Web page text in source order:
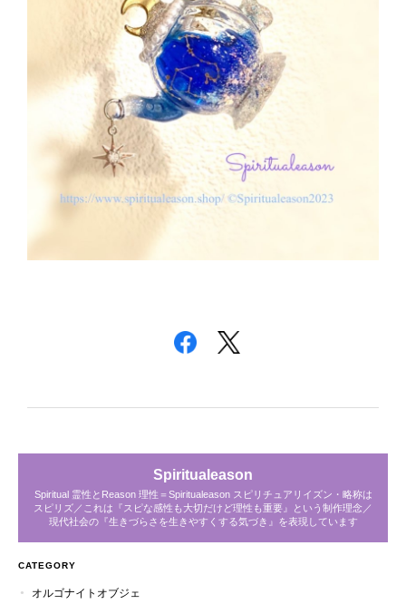
Spiritualeason
Spiritual 霊性とReason 理性＝Spiritualeason スピリチュアリイズン・略称は
スピリズ／これは『スピな感性も大切だけど理性も重要』という制作理念／
現代社会の『生きづらさを生きやすくする気づき』を表現しています
CATEGORY
オルゴナイトオブジェ